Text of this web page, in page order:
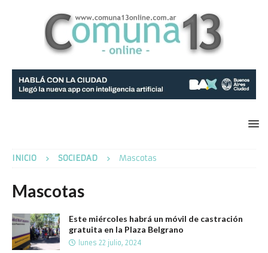
INICIO SOCIEDAD Mascotas
Mascotas
Este miércoles habrá un móvil de castración
gratuita en la Plaza Belgrano
lunes 22 julio, 2024